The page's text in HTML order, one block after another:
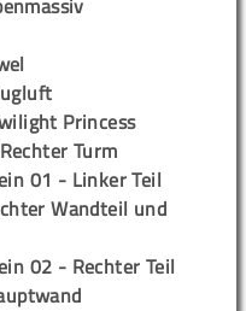
Princess
Turm
01 - Linker Teil
Wandteil und
02 - Rechter Teil